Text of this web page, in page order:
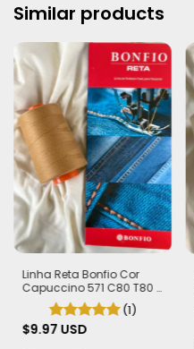
Similar products
Linha Reta Bonfio Cor
Capuccino 571 C80 T80 -
100% Poliéster Tex 40 |
Carretel com 5000m
(1)
$9.97 USD